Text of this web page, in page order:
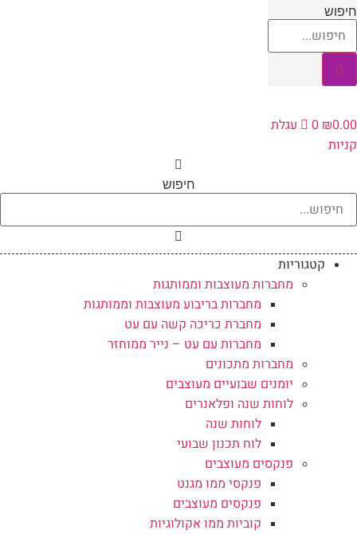
₪
0
עגלת
חיפוש
קטגוריות
מחברות מעוצבות וממותגות
מחברות בריבוע מעוצבות וממותגות
מחברת כריכה קשה עם עט
מחברות עם עט – נייר ממוחזר
מחברות מתכונים
יומנים שבועיים מעוצבים
לוחות שנה ופלאנרים
לוחות שנה
לוח תכנון שבועי
פנקסים מעוצבים
פנקסי ממו מגנט
פנקסים מעוצבים
קוביות ממו אקולוגיות